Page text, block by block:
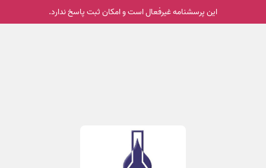
این پرسشنامه غیر‌فعال است و امکان ثبت پاسخ ندارد.